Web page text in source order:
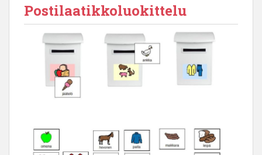
Postilaatikkoluokittelu